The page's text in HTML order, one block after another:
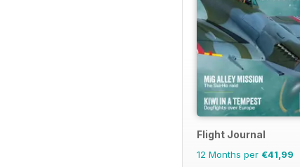
Flight Journal
12 Months per €41,99